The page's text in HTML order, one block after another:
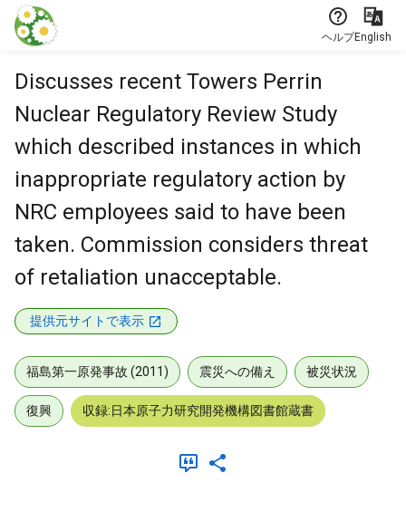
本文に飛ぶ
ヘルプEnglish
Discusses recent Towers Perrin
Nuclear Regulatory Review Study
which described instances in which
inappropriate regulatory action by
NRC employees said to have been
taken. Commission considers threat
of retaliation unacceptable.
提供元サイトで表示
福島第一原発事故 (2011) 震災への備え 被災状況
復興 収録:日本原子力研究開発機構図書館蔵書